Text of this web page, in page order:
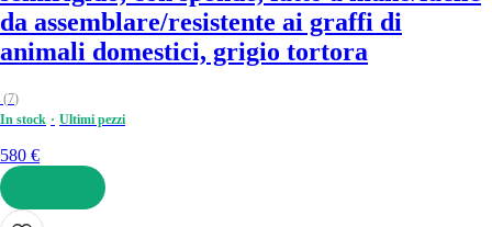
da assemblare/resistente ai graffi di
animali domestici, grigio tortora
(7)
In stock
Ultimi pezzi
580 €
AGGIUNGI